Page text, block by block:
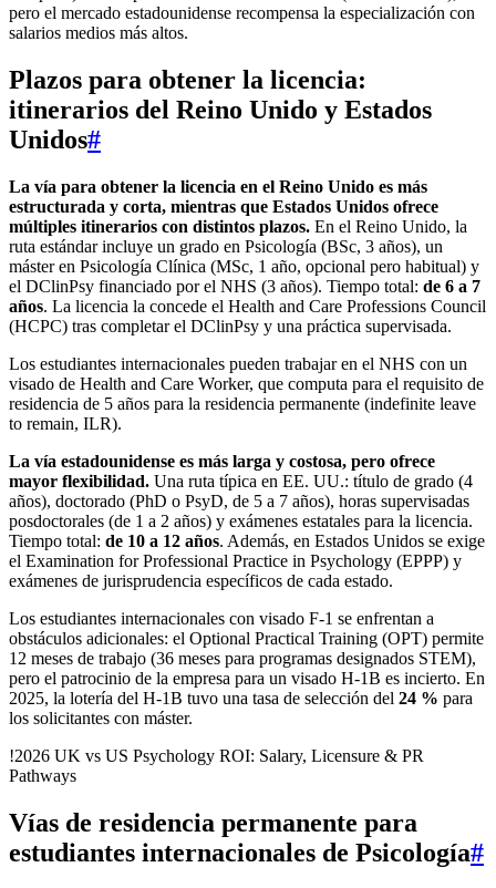
pero el mercado estadounidense recompensa la especialización con
salarios medios más altos.
Plazos para obtener la licencia:
itinerarios del Reino Unido y Estados
Unidos#
La vía para obtener la licencia en el Reino Unido es más
estructurada y corta, mientras que Estados Unidos ofrece
múltiples itinerarios con distintos plazos. En el Reino Unido, la
ruta estándar incluye un grado en Psicología (BSc, 3 años), un
máster en Psicología Clínica (MSc, 1 año, opcional pero habitual) y
el DClinPsy financiado por el NHS (3 años). Tiempo total: de 6 a 7
años. La licencia la concede el Health and Care Professions Council
(HCPC) tras completar el DClinPsy y una práctica supervisada.
Los estudiantes internacionales pueden trabajar en el NHS con un
visado de Health and Care Worker, que computa para el requisito de
residencia de 5 años para la residencia permanente (indefinite leave
to remain, ILR).
La vía estadounidense es más larga y costosa, pero ofrece
mayor flexibilidad. Una ruta típica en EE. UU.: título de grado (4
años), doctorado (PhD o PsyD, de 5 a 7 años), horas supervisadas
posdoctorales (de 1 a 2 años) y exámenes estatales para la licencia.
Tiempo total: de 10 a 12 años. Además, en Estados Unidos se exige
el Examination for Professional Practice in Psychology (EPPP) y
exámenes de jurisprudencia específicos de cada estado.
Los estudiantes internacionales con visado F-1 se enfrentan a
obstáculos adicionales: el Optional Practical Training (OPT) permite
12 meses de trabajo (36 meses para programas designados STEM),
pero el patrocinio de la empresa para un visado H-1B es incierto. En
2025, la lotería del H-1B tuvo una tasa de selección del 24 % para
los solicitantes con máster.
!2026 UK vs US Psychology ROI: Salary, Licensure & PR
Pathways
Vías de residencia permanente para
estudiantes internacionales de Psicología#